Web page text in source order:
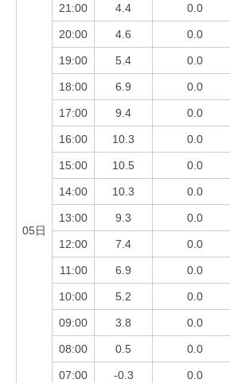
05日
21:00 4.4 0.0
20:00 4.6 0.0
19:00 5.4 0.0
18:00 6.9 0.0
17:00 9.4 0.0
16:00 10.3 0.0
15:00 10.5 0.0
14:00 10.3 0.0
13:00 9.3 0.0
12:00 7.4 0.0
11:00 6.9 0.0
10:00 5.2 0.0
09:00 3.8 0.0
08:00 0.5 0.0
07:00 -0.3 0.0